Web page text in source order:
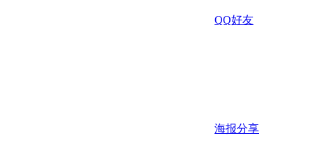
QQ好友
海报分享